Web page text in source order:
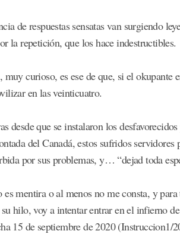
de respuestas sensatas van surgiendo
la repetición, que los hace indestructibles.
muy curioso, es ese de que, si el okupante
en las veinticuatro.
desde que se instalaron los
del Canadá, estos sufridos
por sus problemas, y… “dejad toda
es mentira o al menos no me consta, y
hilo, voy a intentar entrar en el infierno
15 de septiembre de 2020